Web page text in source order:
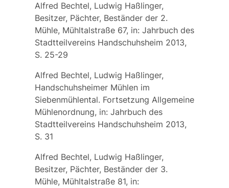
Alfred Bechtel, Ludwig Haßlinger,
Besitzer, Pächter, Beständer der 2.
Mühle, Mühltalstraße 67, in: Jahrbuch des
Stadtteilvereins Handschuhsheim 2013,
S. 25-29
Alfred Bechtel, Ludwig Haßlinger,
Handschuhsheimer Mühlen im
Siebenmühlental. Fortsetzung Allgemeine
Mühlenordnung, in: Jahrbuch des
Stadtteilvereins Handschuhsheim 2013,
S. 31
Alfred Bechtel, Ludwig Haßlinger,
Besitzer, Pächter, Beständer der 3.
Mühle, Mühltalstraße 81, in: